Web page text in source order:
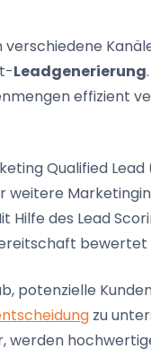
Leadgenerierung
effizient
Qualified Lead
weitere
Hilfe des Lead
bewertet
potenzielle
zu
werden